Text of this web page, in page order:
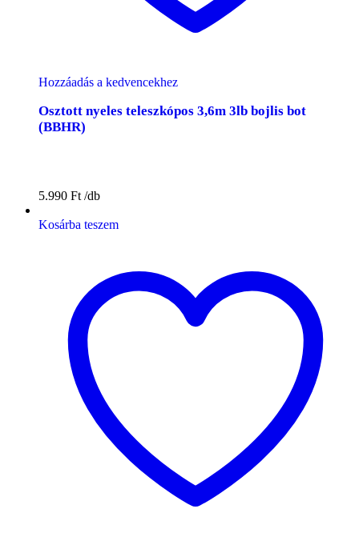
Hozzáadás a kedvencekhez
Osztott nyeles teleszkópos 3,6m 3lb bojlis bot
(BBHR)
5.990 Ft
Kosárba teszem